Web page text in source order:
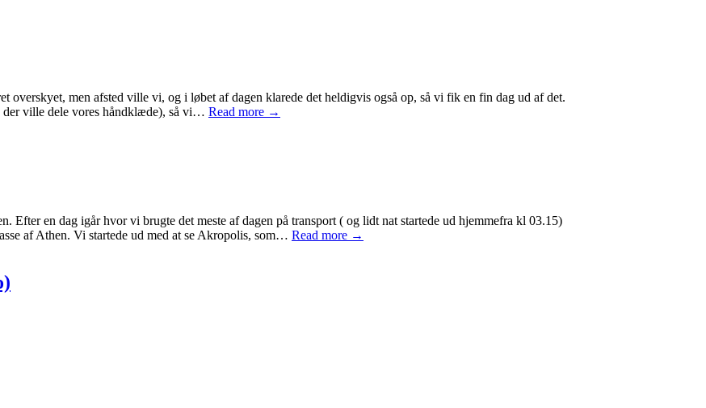
overskyet, men afsted ville vi, og i løbet af dagen klarede det heldigvis også op, så vi fik en fin dag ud af det.
ville dele vores håndklæde), så vi… Read more →
Efter en dag igår hvor vi brugte det meste af dagen på transport ( og lidt nat startede ud hjemmefra kl 03.15)
af Athen. Vi startede ud med at se Akropolis, som… Read more →